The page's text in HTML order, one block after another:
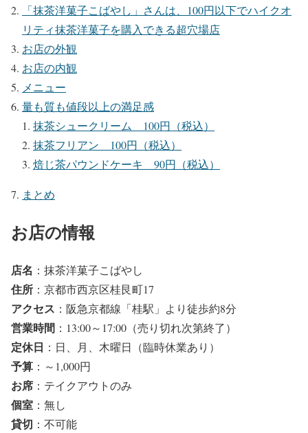
「抹茶洋菓子こばやし」さんは、100円以下でハイクオ
リティ抹茶洋菓子を購入できる超穴場店
お店の外観
お店の内観
メニュー
量も質も値段以上の満足感
抹茶シュークリーム 100円（税込）
抹茶フリアン 100円（税込）
焙じ茶パウンドケーキ 90円（税込）
まとめ
お店の情報
店名 ：抹茶洋菓子こばやし
住所 ：京都市西京区桂艮町17
アクセス ：阪急京都線「桂駅」より徒歩約8分
営業時間 ：13:00～17:00（売り切れ次第終了）
定休日 ：日、月、木曜日（臨時休業あり）
予算 ：～1,000円
お席 ：テイクアウトのみ
個室 ：無し
貸切 ：不可能